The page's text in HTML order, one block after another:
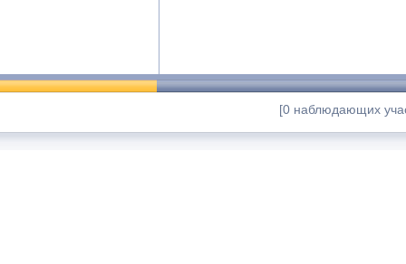
[0 наблюдающих